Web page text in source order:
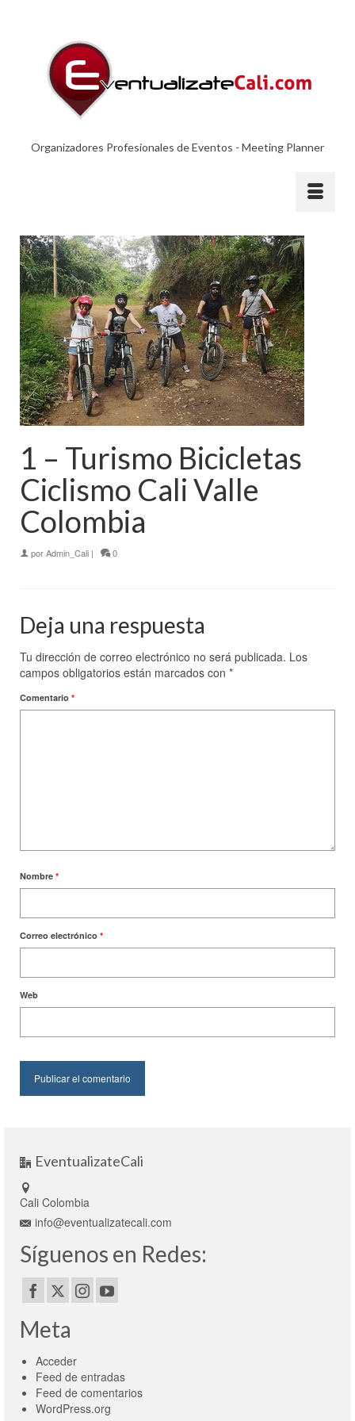
Organizadores Profesionales de Eventos - Meeting Planner
1 – Turismo Bicicletas
Ciclismo Cali Valle
Colombia
porAdmin_Cali | 0
Deja una respuesta
Tu dirección de correo electrónico no será publicada. Los
campos obligatorios están marcados con *
Comentario *
Nombre *
Correo electrónico *
Web
EventualizateCali
Cali Colombia
info@eventualizatecali.com
Síguenos en Redes:
Meta
Acceder
Feed de entradas
Feed de comentarios
WordPress.org